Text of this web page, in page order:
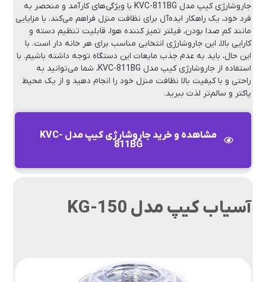
جاروشارژی کیپ مدل KVC-811BG با ویژگی‌های کارآمد و منحصر به
فرد خود، یک راهکار ایده‌آل برای نظافت منزل فراهم می‌کند. با مزایایی
مانند کم صدا بودن، فیلتر تمیز کننده هوا، قابلیت تنظیم دسته و
کارایی بالا، این جاروشارژی انتخابی مناسب برای هر خانه دار است. با
این حال، باید به عدم جذب مایعات این دستگاه توجه داشته باشیم. با
استفاده از جاروشارژی کیپ مدل KVC-811BG، شما می‌توانید به
راحتی و با کیفیت بالا نظافت منزل خود را انجام دهید و از یک محیط
پاکتر و سالم‌تر لذت ببرید.
مشاهده و خرید جاروشارژی کیپ مدل KVC-
811BG
آسیاب کیپ مدل KG-150